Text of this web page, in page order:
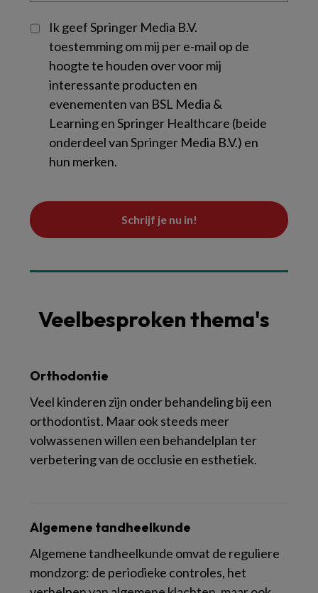
CAPTCHA
Ik geef Springer Media B.V.
toestemming om mij per e-mail op de
hoogte te houden over voor mij
interessante producten en
evenementen van BSL Media &
Learning en Springer Healthcare (beide
onderdeel van Springer Media B.V.) en
hun merken.
Veelbesproken thema's
Orthodontie
Veel kinderen zijn onder behandeling bij een
orthodontist. Maar ook steeds meer
volwassenen willen een behandelplan ter
verbetering van de occlusie en esthetiek.
Algemene tandheelkunde
Algemene tandheelkunde omvat de reguliere
mondzorg: de periodieke controles, het